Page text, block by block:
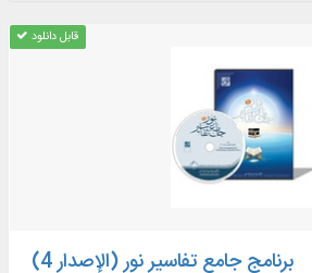
قابل دانلود
برنامج جامع تفاسير نور (الإصدار 4)